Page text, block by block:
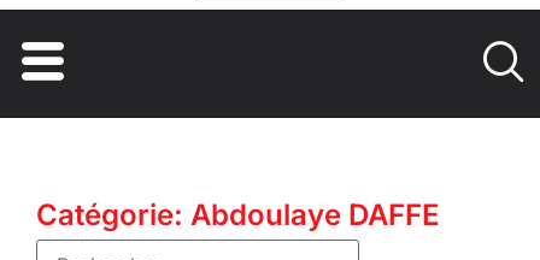
Catégorie: Abdoulaye DAFFE